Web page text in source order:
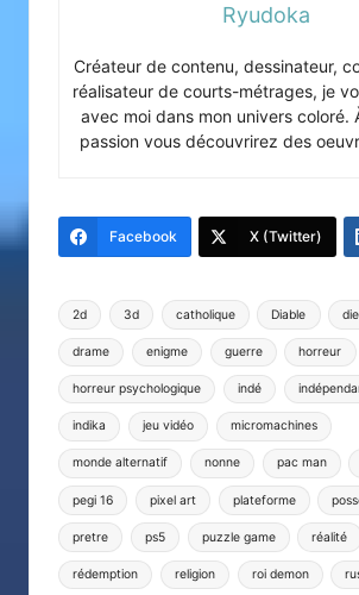
Ryudoka
Créateur de contenu, dessinateur,
réalisateur de courts-métrages, je
avec moi dans mon univers coloré.
passion vous découvrirez des
Facebook X (Twitter)
Tags:
2d 3d catholique Diable
drame enigme guerre horreur
horreur psychologique indé
indika jeu vidéo micromachines
monde alternatif nonne pac man
pegi 16 pixel art plateforme
pretre ps5 puzzle game réalité
rédemption religion roi demon